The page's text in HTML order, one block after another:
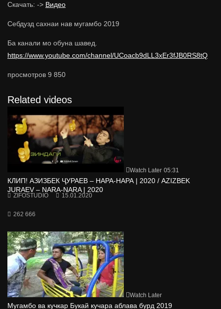
Скачать: -> Видео
Себдузд сахнаи нав мугамбо 2019
Ба канали мо обуна шавед.
https://www.youtube.com/channel/UCoacb9dLL3xEr3fJB0RS8tQ
просмотров 9 850
Related videos
Watch Later 05:31
КЛИП! АЗИЗБЕК ҶУРАЕВ – НАРА-НАРА | 2020 / AZIZBEK
JURAEV – NARA-NARA | 2020
ZIFOSTUDIO 15.01.2020
262 666
Watch Later
Мугамбо ва кучкар Букай кучара аблава бурд 2019